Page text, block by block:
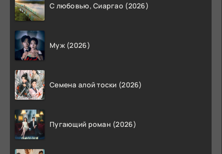
С любовью, Сиаргао (2026)
Муж (2026)
Семена алой тоски (2026)
Пугающий роман (2026)